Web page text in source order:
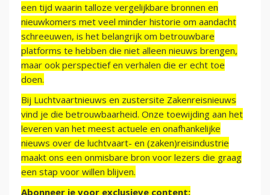
een tijd waarin talloze vergelijkbare bronnen en
nieuwkomers met veel minder historie om aandacht
schreeuwen, is het belangrijk om betrouwbare
platforms te hebben die niet alleen nieuws brengen,
maar ook perspectief en verhalen die er echt toe
doen.
Bij Luchtvaartnieuws en zustersite Zakenreisnieuws
vind je die betrouwbaarheid. Onze toewijding aan het
leveren van het meest actuele en onafhankelijke
nieuws over de luchtvaart- en (zaken)reisindustrie
maakt ons een onmisbare bron voor lezers die graag
een stap voor willen blijven.
Abonneer je voor exclusieve content: